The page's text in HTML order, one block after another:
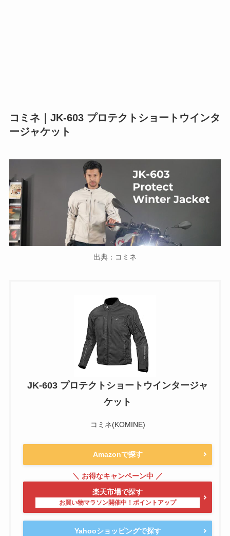
コミネ｜JK-603 プロテクトショートウインタ
ージャケット
出典：コミネ
JK-603 プロテクトショートウインタージャ
ケット
コミネ(KOMINE)
Amazonで探す
楽天市場で探す
Yahooショッピングで探す